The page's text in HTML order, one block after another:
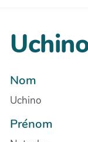
Nom
Uchino
Prénom